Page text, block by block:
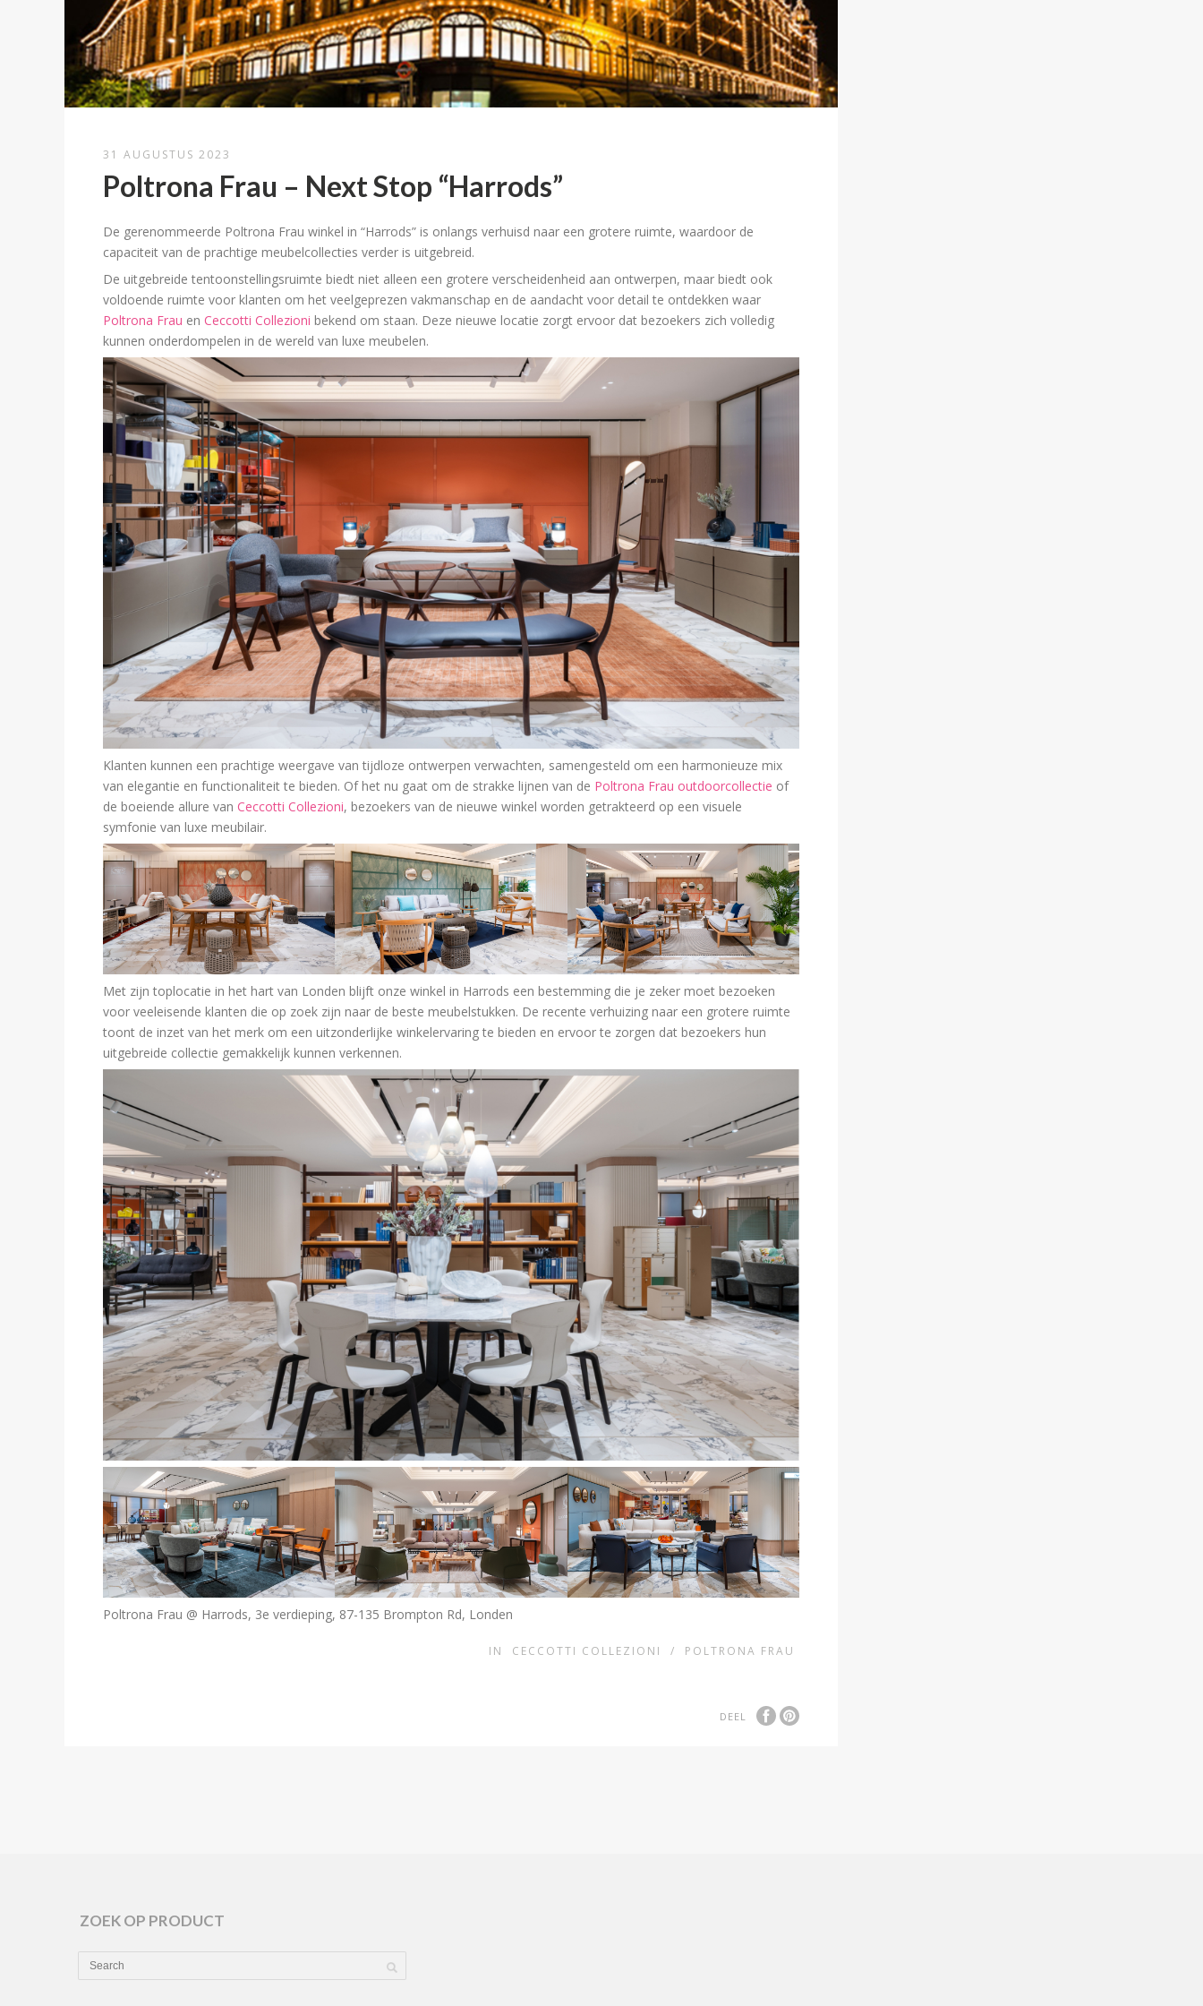
31 AUGUSTUS 2023
Poltrona Frau – Next Stop “Harrods”
De gerenommeerde Poltrona Frau winkel in “Harrods” is onlangs verhuisd naar een grotere ruimte, waardoor de
capaciteit van de prachtige meubelcollecties verder is uitgebreid.
De uitgebreide tentoonstellingsruimte biedt niet alleen een grotere verscheidenheid aan ontwerpen, maar biedt ook
voldoende ruimte voor klanten om het veelgeprezen vakmanschap en de aandacht voor detail te ontdekken waar
Poltrona Frau enCeccotti Collezioni bekend om staan. Deze nieuwe locatie zorgt ervoor dat bezoekers zich volledig
kunnen onderdompelen in de wereld van luxe meubelen.
Klanten kunnen een prachtige weergave van tijdloze ontwerpen verwachten, samengesteld om een harmonieuze mix
van elegantie en functionaliteit te bieden. Of het nu gaat om de strakke lijnen van de Poltrona Frau outdoorcollectie of
de boeiende allure vanCeccotti Collezioni, bezoekers van de nieuwe winkel worden getrakteerd op een visuele
symfonie van luxe meubilair.
Met zijn toplocatie in het hart van Londen blijft onze winkel in Harrods een bestemming die je zeker moet bezoeken
voor veeleisende klanten die op zoek zijn naar de beste meubelstukken. De recente verhuizing naar een grotere ruimte
toont de inzet van het merk om een uitzonderlijke winkelervaring te bieden en ervoor te zorgen dat bezoekers hun
uitgebreide collectie gemakkelijk kunnen verkennen.
Poltrona Frau @ Harrods, 3e verdieping, 87-135 Brompton Rd, Londen
IN CECCOTTI COLLEZIONI / POLTRONA FRAU
DEEL
ZOEK OP PRODUCT